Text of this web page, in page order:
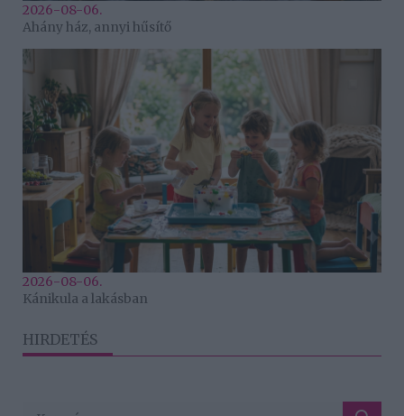
2026-08-06.
Ahány ház, annyi hűsítő
2026-08-06.
Kánikula a lakásban
HIRDETÉS